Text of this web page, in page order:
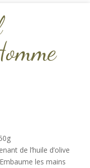
de l’huile d’olive
les mains